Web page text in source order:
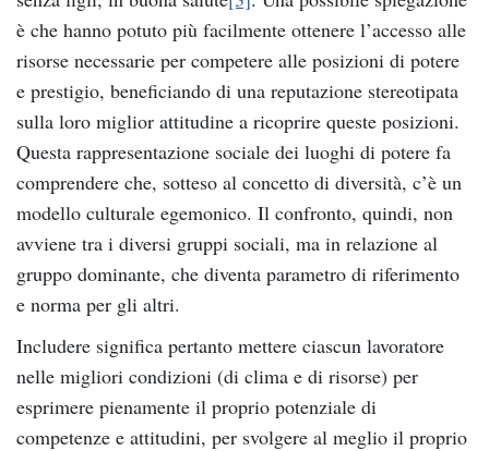
è che hanno potuto più facilmente ottenere l’accesso alle
risorse necessarie per competere alle posizioni di potere
e prestigio, beneficiando di una reputazione stereotipata
sulla loro miglior attitudine a ricoprire queste posizioni.
Questa rappresentazione sociale dei luoghi di potere fa
comprendere che, sotteso al concetto di diversità, c’è un
modello culturale egemonico. Il confronto, quindi, non
avviene tra i diversi gruppi sociali, ma in relazione al
gruppo dominante, che diventa parametro di riferimento
e norma per gli altri.
Includere significa pertanto mettere ciascun lavoratore
nelle migliori condizioni (di clima e di risorse) per
esprimere pienamente il proprio potenziale di
competenze e attitudini, per svolgere al meglio il proprio